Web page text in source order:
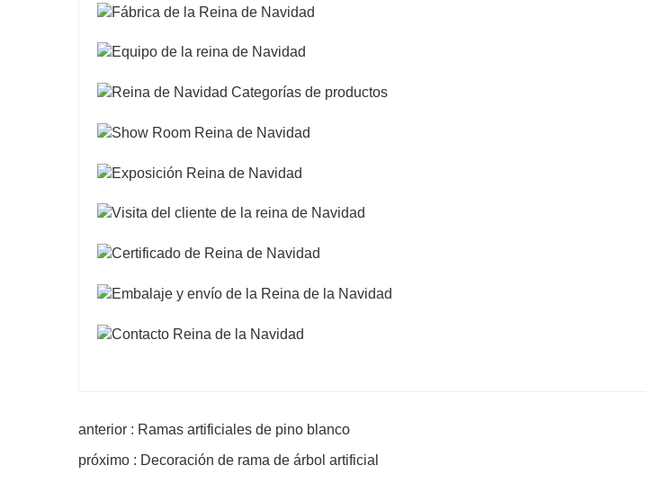
anterior : Ramas artificiales de pino blanco
próximo : Decoración de rama de árbol artificial